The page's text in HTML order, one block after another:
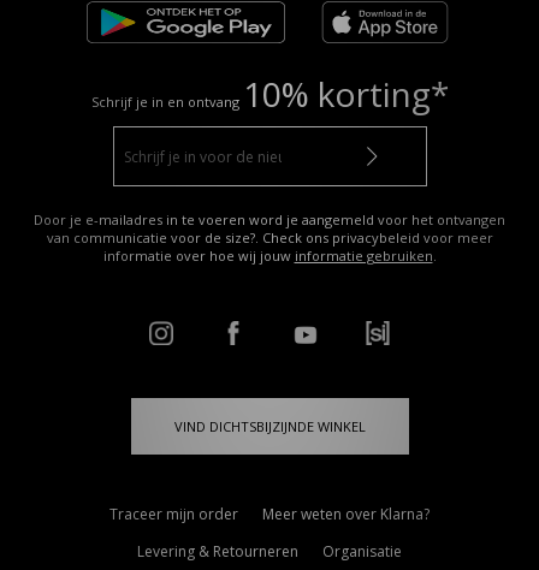
Schrijf je in en ontvang 10% korting*
Door je e-mailadres in te voeren word je aangemeld voor het ontvangen
van communicatie voor de size?. Check ons privacybeleid voor meer
informatie over hoe wij jouw informatie gebruiken.
VIND DICHTSBIJZIJNDE WINKEL
Traceer mijn order
Meer weten over Klarna?
Levering & Retourneren
Organisatie